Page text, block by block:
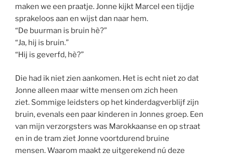
maken we een praatje. Jonne kijkt Marcel een tijdje
sprakeloos aan en wijst dan naar hem.
“De buurman is bruin hè?”
“Ja, hij is bruin.”
“Hij is geverfd, hè?”
Die had ik niet zien aankomen. Het is echt niet zo dat
Jonne alleen maar witte mensen om zich heen
ziet. Sommige leidsters op het kinderdagverblijf zijn
bruin, evenals een paar kinderen in Jonnes groep. Een
van mijn verzorgsters was Marokkaanse en op straat
en in de tram ziet Jonne voortdurend bruine
mensen. Waarom maakt ze uitgerekend nú deze